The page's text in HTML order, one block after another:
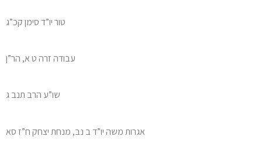
טור יו”ד סימן קכ”ג
עבודה זרה ט א, הר”ן
שו”ע הרב תנב ג
אגרות משה יו”ד ב נב, מנחת יצחק ח”ז סא